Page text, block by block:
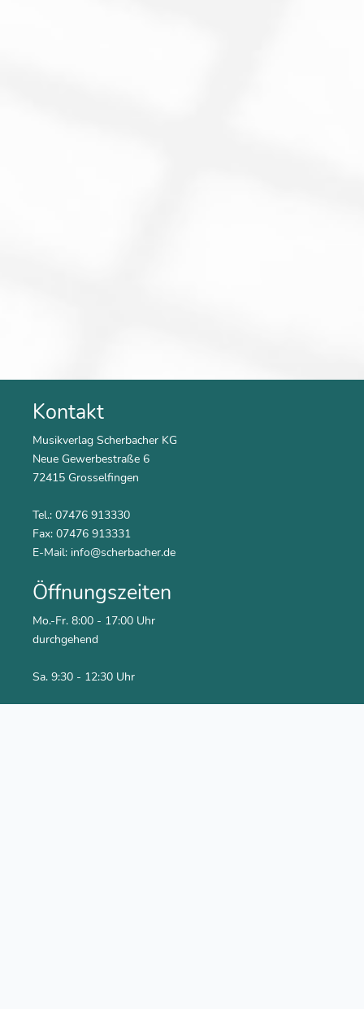
Kontakt
Musikverlag Scherbacher KG
Neue Gewerbestraße 6
72415 Grosselfingen
Tel.: 07476 913330
Fax: 07476 913331
E-Mail: info@scherbacher.de
Öffnungszeiten
Mo.-Fr. 8:00 - 17:00 Uhr
durchgehend
Sa. 9:30 - 12:30 Uhr